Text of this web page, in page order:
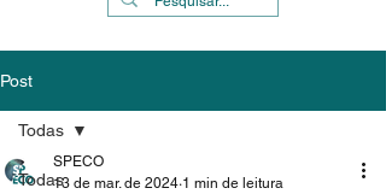
Post
Todas
Todas
SPECO
13 de mar. de 2024 1 min de leitura